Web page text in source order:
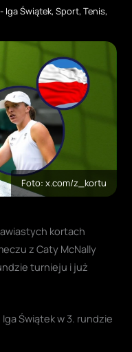
- Iga Świątek,Sport,Tenis,
Foto: x.com/z_kortu
kortach
z Caty McNally
turnieju i już
Świątek w 3. rundzie